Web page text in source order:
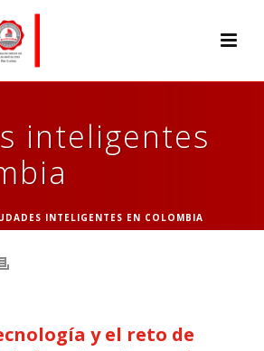
inteligentes
INTELIGENTES EN COLOMBIA
y el reto de